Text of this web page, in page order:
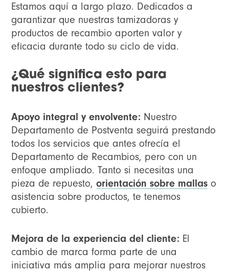
Estamos aquí a largo plazo. Dedicados a
garantizar que nuestras tamizadoras y
productos de recambio aporten valor y
eficacia durante todo su ciclo de vida.
¿Qué significa esto para
nuestros clientes?
Apoyo integral y envolvente: Nuestro
Departamento de Postventa seguirá prestando
todos los servicios que antes ofrecía el
Departamento de Recambios, pero con un
enfoque ampliado. Tanto si necesitas una
pieza de repuesto,orientación sobre mallas o
asistencia sobre productos, te tenemos
cubierto.
Mejora de la experiencia del cliente: El
cambio de marca forma parte de una
iniciativa más amplia para mejorar nuestros